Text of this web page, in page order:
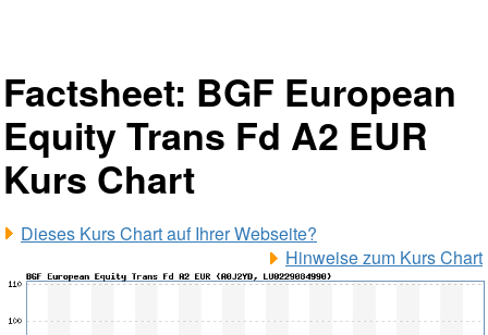
Factsheet: BGF European
Equity Trans Fd A2 EUR
Kurs Chart
Dieses Kurs Chart auf Ihrer Webseite?
Hinweise zum Kurs Chart